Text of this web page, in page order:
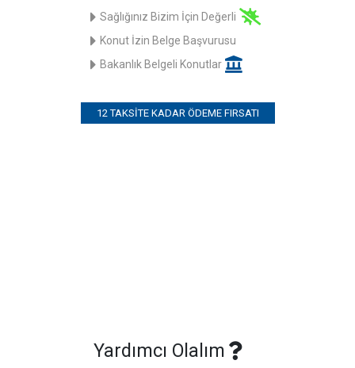
Sağlığınız Bizim İçin Değerli
Konut İzin Belge Başvurusu
Bakanlık Belgeli Konutlar
12 TAKSITE KADAR ÖDEME FIRSATI
Yardımcı Olalım